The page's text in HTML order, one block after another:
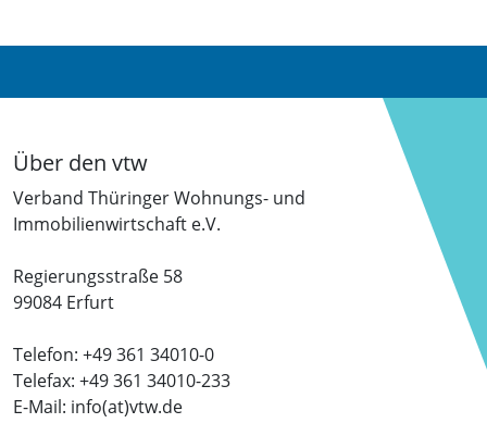
Über den vtw
Verband Thüringer Wohnungs- und
Immobilienwirtschaft e.V.
Regierungsstraße 58
99084 Erfurt
Telefon: +49 361 34010-0
Telefax: +49 361 34010-233
E-Mail: info(at)vtw.de